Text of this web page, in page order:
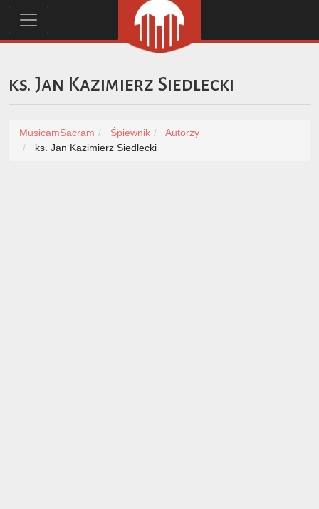
ks. Jan Kazimierz Siedlecki
MusicamSacram Śpiewnik
Autorzy
ks. Jan Kazimierz Siedlecki